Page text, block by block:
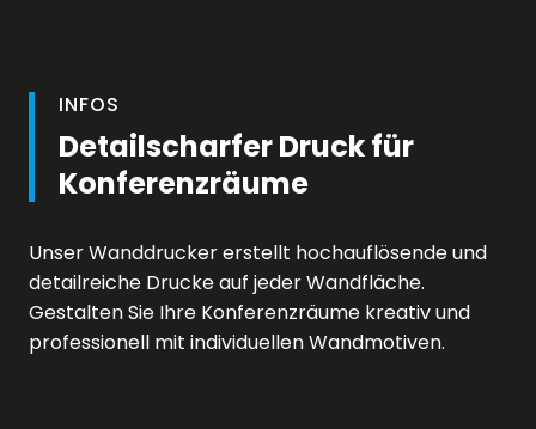
INFOS
Detailscharfer Druck für
Konferenzräume
Unser Wanddrucker erstellt hochauflösende und
detailreiche Drucke auf jeder Wandfläche.
Gestalten Sie Ihre Konferenzräume kreativ und
professionell mit individuellen Wandmotiven.